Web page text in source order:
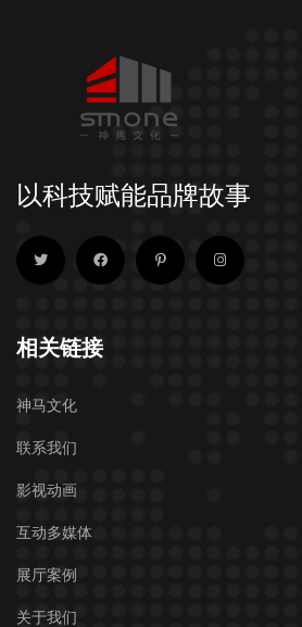
以科技赋能品牌故事
相关链接
神马文化
联系我们
影视动画
互动多媒体
展厅案例
关于我们